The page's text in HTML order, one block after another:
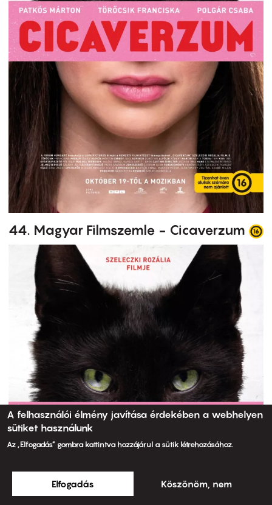
44. Magyar Filmszemle - Cicaverzum
A felhasználói élmény javítása érdekében a webhelyen
sütiket használunk
Az „Elfogadás” gombra kattintva hozzájárul a sütik létrehozásához.
Elfogadás Köszönöm, nem